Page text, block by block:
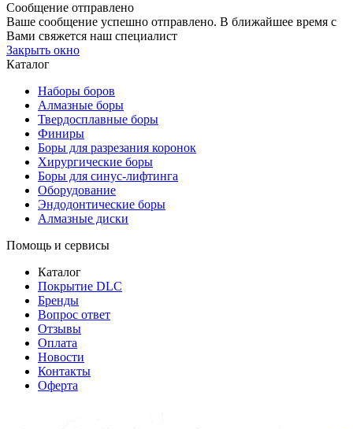
Сообщение отправлено
Ваше сообщение успешно отправлено. В ближайшее время с
Вами свяжется наш специалист
Закрыть окно
Каталог
Наборы боров
Алмазные боры
Твердосплавные боры
Финиры
Боры для разрезания коронок
Хирургические боры
Боры для синус-лифтинга
Оборудование
Эндодонтические боры
Алмазные диски
Помощь и сервисы
Каталог
Покрытие DLC
Бренды
Вопрос ответ
Отзывы
Оплата
Новости
Контакты
Оферта